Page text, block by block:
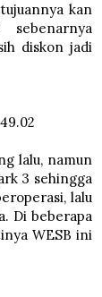
kan
diskon jadi
lalu, namun
3 sehingga
lalu
Di beberapa
WESB ini